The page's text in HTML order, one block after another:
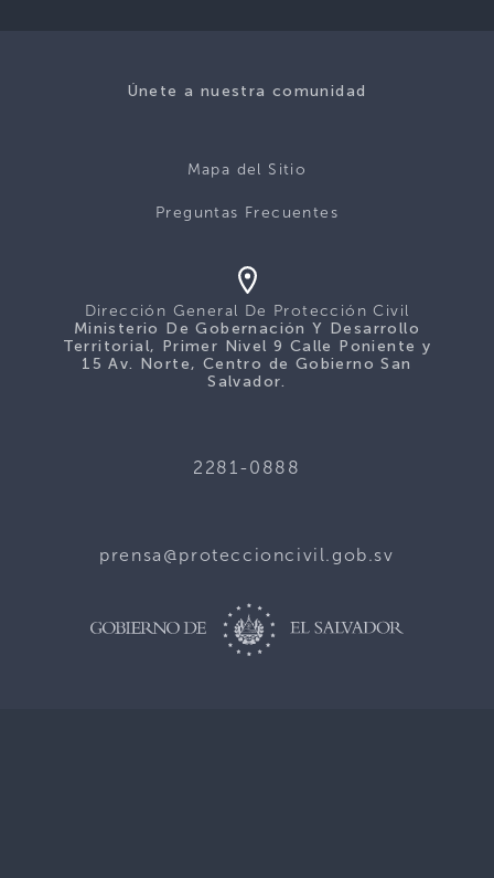
Únete a nuestra comunidad
Mapa del Sitio
Preguntas Frecuentes
Dirección General De Protección Civil
Ministerio De Gobernación Y Desarrollo
Territorial, Primer Nivel 9 Calle Poniente y
15 Av. Norte, Centro de Gobierno San
Salvador.
2281-0888
prensa@proteccioncivil.gob.sv